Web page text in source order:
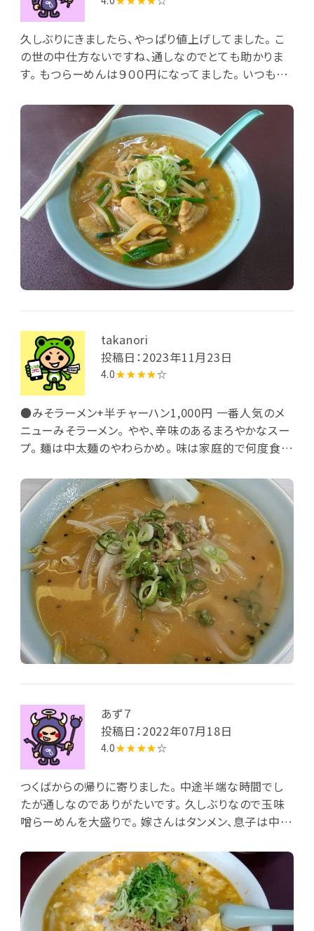
久しぶりにきましたら、やっぱり値上げしてました。 こ
の世の中仕方ないですね、通しなのでとても助かりま
す。 もつらーめんは９００円になってました。 いつも通
takanori
投稿日：2023年11月23日
4.0★★★★☆
●みそラーメン+半チャーハン1,000円 一番人気のメ
ニューみそラーメン。 やや、辛味のあるまろやかなスー
プ。 麺は中太麺のやわらかめ。 味は家庭的で何度食べ
プラスしてもこの価格なのでお手頃です。
あず７
投稿日：2022年07月18日
4.0★★★★☆
つくばからの帰りに寄りました。 中途半端な時間でし
たが通しなのでありがたいです。 久しぶりなので玉味
噌らーめんを大盛りで。 嫁さんはタンメン、息子は中華
たけど相変わらず美味しいです。 次回は普通盛りでセ
ットにしようかな。